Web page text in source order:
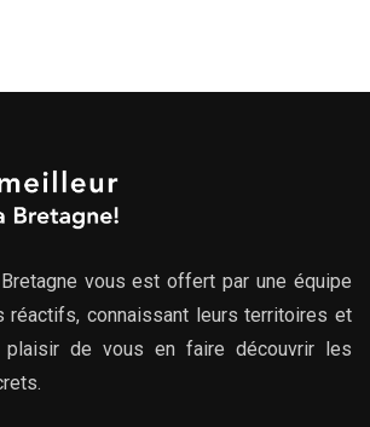
vous est offert par une équipe
réactifs, connaissant leurs territoires et
de vous en faire découvrir les